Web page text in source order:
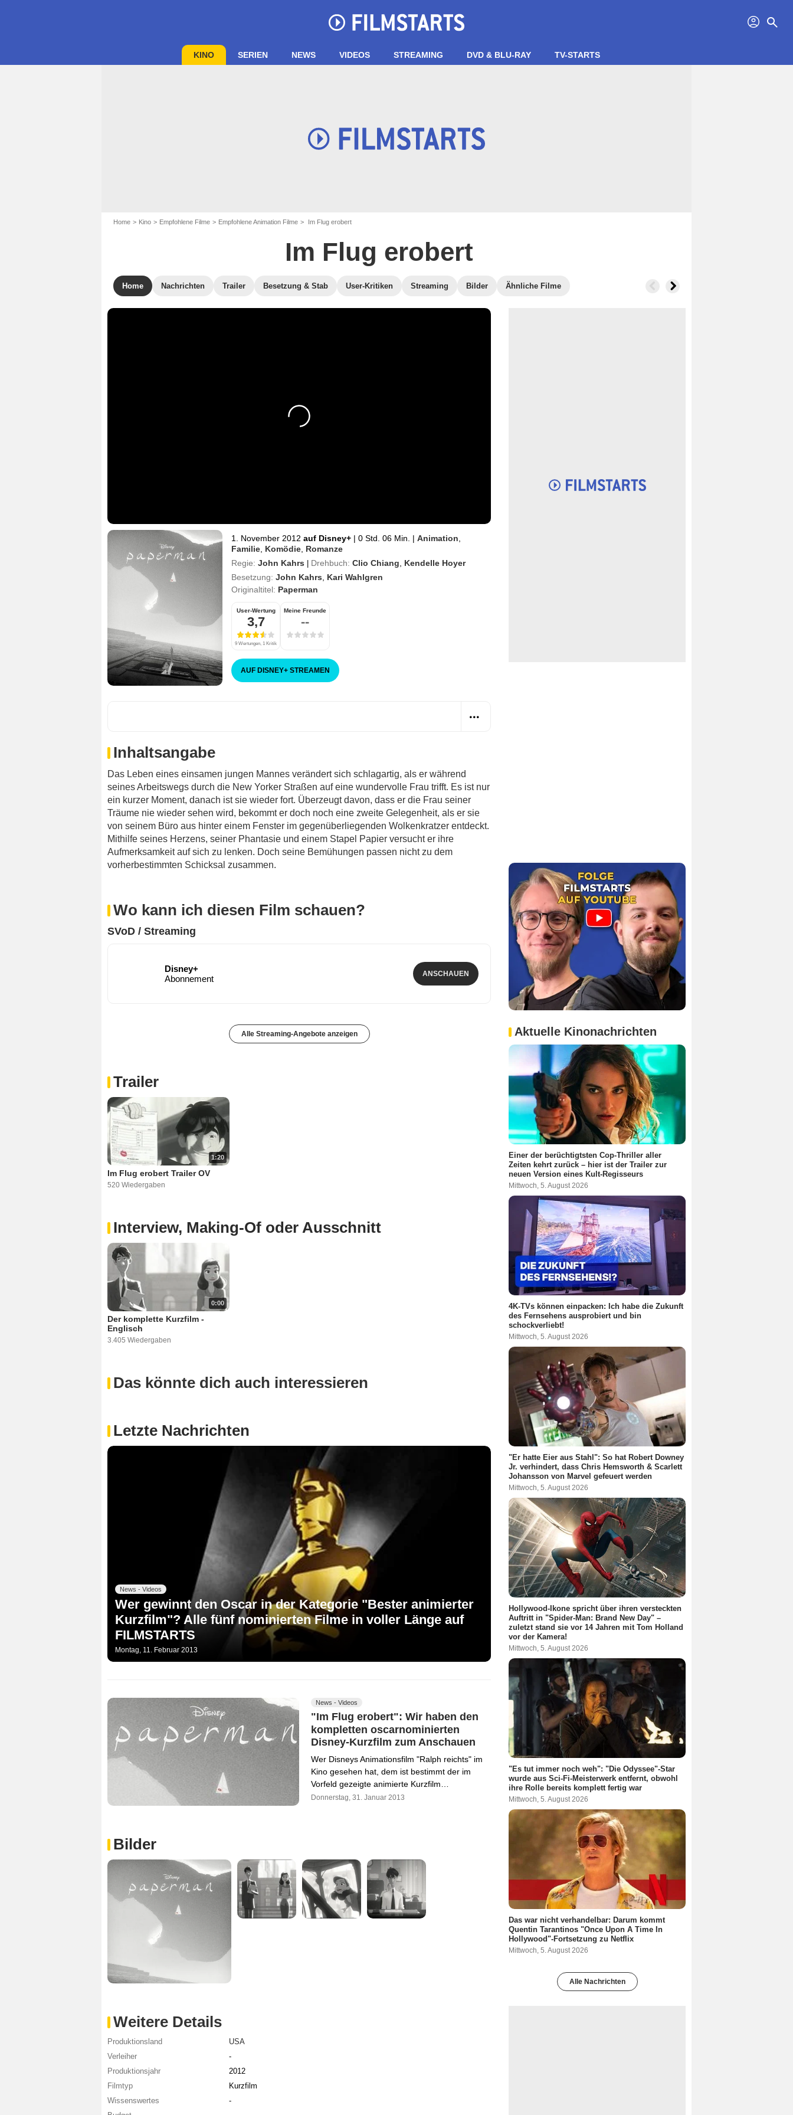
profil search
KINO SERIEN NEWS VIDEOS STREAMING DVD & BLU-RAY TV-STARTS
Home Kino Empfohlene Filme Empfohlene Animation Filme Im Flug erobert
Im Flug erobert
Home Nachrichten Trailer Besetzung & Stab User-Kritiken Streaming Bilder Ähnliche Filme
1. November 2012 auf Disney+ | 0 Std. 06 Min. | Animation
Familie Komödie Romanze
Regie: John Kahrs | Drehbuch: Clio Chiang
Kendelle Hoyer
Besetzung: John Kahrs
Kari Wahlgren
Originaltitel: Paperman
User-Wertung
3,7
9 Wertungen, 1 Kritik
Meine Freunde
--
AUF DISNEY+ STREAMEN
Inhaltsangabe
Das Leben eines einsamen jungen Mannes verändert sich schlagartig, als er während
seines Arbeitswegs durch die New Yorker Straßen auf eine wundervolle Frau trifft. Es ist nur
ein kurzer Moment, danach ist sie wieder fort. Überzeugt davon, dass er die Frau seiner
Träume nie wieder sehen wird, bekommt er doch noch eine zweite Gelegenheit, als er sie
von seinem Büro aus hinter einem Fenster im gegenüberliegenden Wolkenkratzer entdeckt.
Mithilfe seines Herzens, seiner Phantasie und einem Stapel Papier versucht er ihre
Aufmerksamkeit auf sich zu lenken. Doch seine Bemühungen passen nicht zu dem
vorherbestimmten Schicksal zusammen.
Wo kann ich diesen Film schauen?
SVoD / Streaming
Disney+
Abonnement
ANSCHAUEN
Alle Streaming-Angebote anzeigen
Trailer
1:20
Im Flug erobert Trailer OV
520 Wiedergaben
Interview, Making-Of oder Ausschnitt
0:00
Der komplette Kurzfilm -
Englisch
3.405 Wiedergaben
Das könnte dich auch interessieren
Letzte Nachrichten
News - Videos
Wer gewinnt den Oscar in der Kategorie "Bester animierter
Kurzfilm"? Alle fünf nominierten Filme in voller Länge auf
FILMSTARTS
Montag, 11. Februar 2013
News - Videos
"Im Flug erobert": Wir haben den
kompletten oscarnominierten
Disney-Kurzfilm zum Anschauen
Wer Disneys Animationsfilm "Ralph reichts" im
Kino gesehen hat, dem ist bestimmt der im
Vorfeld gezeigte animierte Kurzfilm…
Donnerstag, 31. Januar 2013
Bilder
Weitere Details
Produktionsland
USA
Verleiher
-
Produktionsjahr
2012
Filmtyp
Kurzfilm
Wissenswertes
-
Aktuelle Kinonachrichten
Einer der berüchtigtsten Cop-Thriller aller
Zeiten kehrt zurück – hier ist der Trailer zur
neuen Version eines Kult-Regisseurs
Mittwoch, 5. August 2026
4K-TVs können einpacken: Ich habe die Zukunft
des Fernsehens ausprobiert und bin
schockverliebt!
Mittwoch, 5. August 2026
"Er hatte Eier aus Stahl": So hat Robert Downey
Jr. verhindert, dass Chris Hemsworth & Scarlett
Johansson von Marvel gefeuert werden
Mittwoch, 5. August 2026
Hollywood-Ikone spricht über ihren versteckten
Auftritt in "Spider-Man: Brand New Day" –
zuletzt stand sie vor 14 Jahren mit Tom Holland
vor der Kamera!
Mittwoch, 5. August 2026
"Es tut immer noch weh": "Die Odyssee"-Star
wurde aus Sci-Fi-Meisterwerk entfernt, obwohl
ihre Rolle bereits komplett fertig war
Mittwoch, 5. August 2026
Das war nicht verhandelbar: Darum kommt
Quentin Tarantinos "Once Upon A Time In
Hollywood"-Fortsetzung zu Netflix
Mittwoch, 5. August 2026
Alle Nachrichten